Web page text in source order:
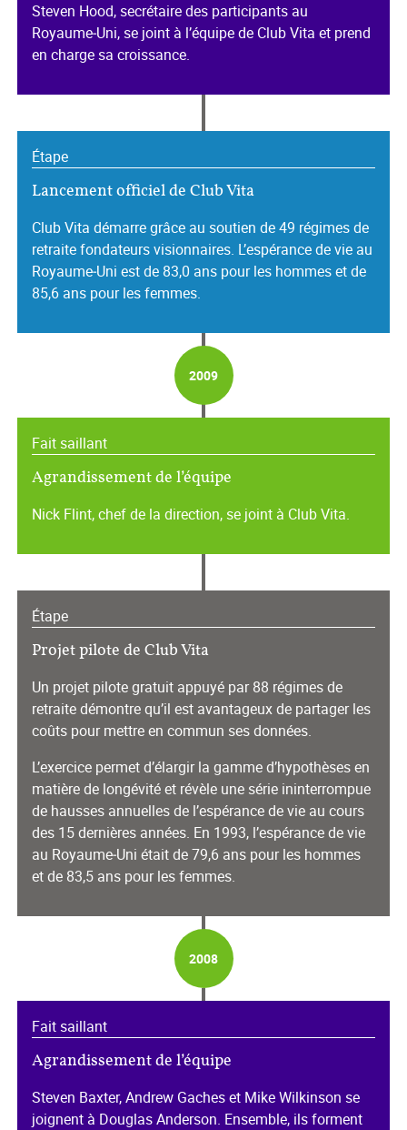
Steven Hood, secrétaire des participants au
Royaume‑Uni, se joint à l’équipe de Club Vita et prend
en charge sa croissance.
Étape
Lancement officiel de Club Vita
Club Vita démarre grâce au soutien de 49 régimes de
retraite fondateurs visionnaires. L’espérance de vie au
Royaume‑Uni est de 83,0 ans pour les hommes et de
85,6 ans pour les femmes.
2009
Fait saillant
Agrandissement de l’équipe
Nick Flint, chef de la direction, se joint à Club Vita.
Étape
Projet pilote de Club Vita
Un projet pilote gratuit appuyé par 88 régimes de
retraite démontre qu’il est avantageux de partager les
coûts pour mettre en commun ses données.
L’exercice permet d’élargir la gamme d’hypothèses en
matière de longévité et révèle une série ininterrompue
de hausses annuelles de l’espérance de vie au cours
des 15 dernières années. En 1993, l’espérance de vie
au Royaume‑Uni était de 79,6 ans pour les hommes
et de 83,5 ans pour les femmes.
2008
Fait saillant
Agrandissement de l’équipe
Steven Baxter, Andrew Gaches et Mike Wilkinson se
joignent à Douglas Anderson. Ensemble, ils forment